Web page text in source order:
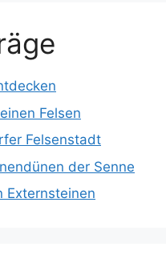
Felsen
Felsenstadt
der Senne
Externsteinen